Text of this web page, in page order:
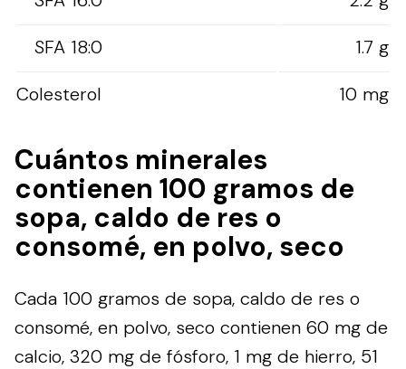
SFA 18:0
1.7 g
Colesterol
10 mg
Cuántos minerales
contienen 100 gramos de
sopa, caldo de res o
consomé, en polvo, seco
Cada 100 gramos de sopa, caldo de res o
consomé, en polvo, seco contienen 60 mg de
calcio, 320 mg de fósforo, 1 mg de hierro, 51